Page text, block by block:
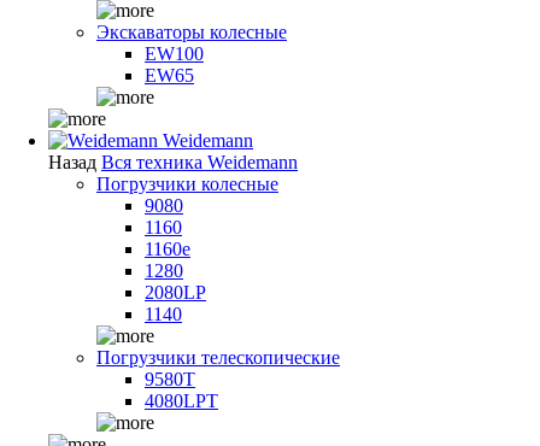
Экскаваторы колесные
EW100
EW65
Weidemann
Назад Вся техника Weidemann
Погрузчики колесные
9080
1160
1160e
1280
2080LP
1140
Погрузчики телескопические
9580T
4080LPT